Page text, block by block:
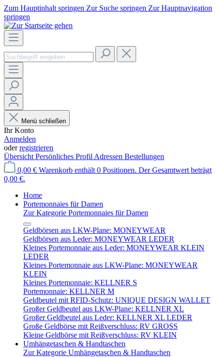
Zum Hauptinhalt springen Zur Suche springen Zur Hauptnavigation
springen
Menü schließen
Ihr Konto
Anmelden
oderregistrieren
Übersicht Persönliches Profil Adressen Bestellungen
0,00 € Warenkorb enthält 0 Positionen. Der Gesamtwert beträgt
0,00 €.
Home
Portemonnaies für Damen
Zur Kategorie Portemonnaies für Damen
Geldbörsen aus LKW-Plane: MONEYWEAR
Geldbörsen aus Leder: MONEYWEAR LEDER
Kleines Portemonnaie aus Leder: MONEYWEAR KLEIN
LEDER
Kleines Portemonnaie aus LKW-Plane: MONEYWEAR
KLEIN
Kleines Portemonnaie: KELLNER S
Portemonnaie: KELLNER M
Geldbeutel mit RFID-Schutz: UNIQUE DESIGN WALLET
Großer Geldbeutel aus LKW-Plane: KELLNER XL
Großer Geldbeutel aus Leder: KELLNER XL LEDER
Große Geldbörse mit Reißverschluss: RV GROSS
Kleine Geldbörse mit Reißverschluss: RV KLEIN
Umhängetaschen & Handtaschen
Zur Kategorie Umhängetaschen & Handtaschen